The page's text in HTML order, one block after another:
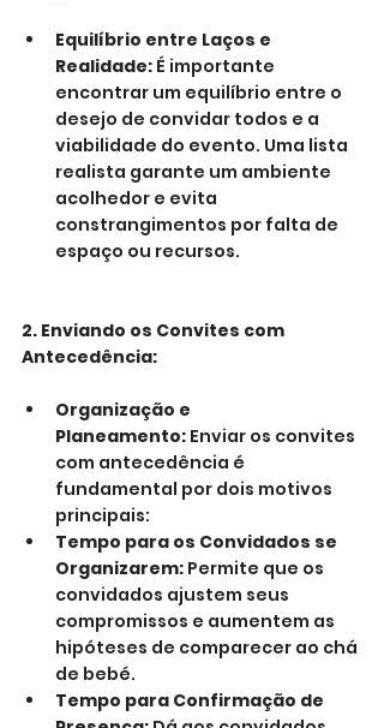
Equilíbrio entre Laços e
Realidade: É importante
encontrar um equilíbrio entre o
desejo de convidar todos e a
viabilidade do evento. Uma lista
realista garante um ambiente
acolhedor e evita
constrangimentos por falta de
espaço ou recursos.
2. Enviando os Convites com
Antecedência:
Organização e
Planeamento: Enviar os convites
com antecedência é
fundamental por dois motivos
principais:
Tempo para os Convidados se
Organizarem: Permite que os
convidados ajustem seus
compromissos e aumentem as
hipóteses de comparecer ao chá
de bebé.
Tempo para Confirmação de